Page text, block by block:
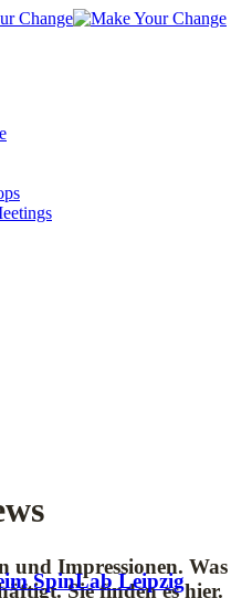
und Impressionen. Was
Sie finden es hier.
SpinLab Leipzig